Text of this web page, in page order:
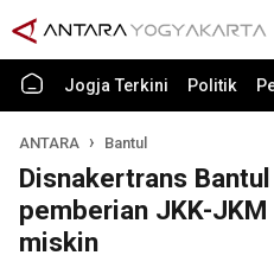
Jogja Terkini Politik
ANTARA Bantul
Disnakertrans
pemberian JKK-
miskin